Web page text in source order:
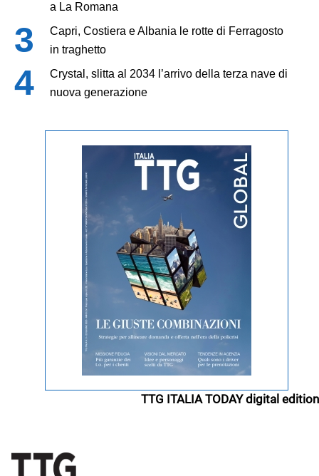
a La Romana
Capri, Costiera e Albania le rotte di Ferragosto
in traghetto
Crystal, slitta al 2034 l’arrivo della terza nave di
nuova generazione
TTG ITALIA TODAY digital edition